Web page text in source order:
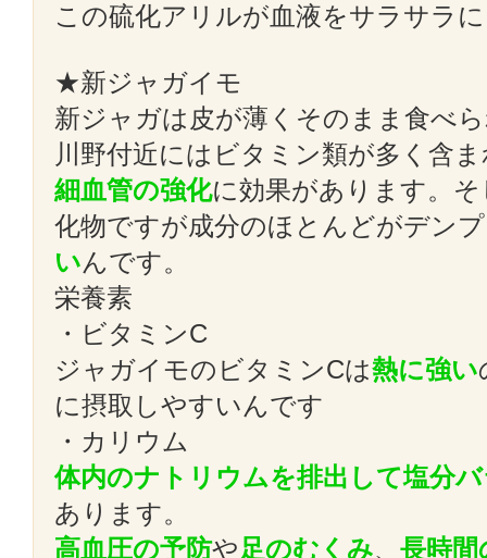
この硫化アリルが血液をサラサラ
★新ジャガイモ
新ジャガは皮が薄くそのまま食べ
川野付近にはビタミン類が多く含
細血管の強化に効果があります。
化物ですが成分のほとんどがデン
いんです。
栄養素
・ビタミンC
ジャガイモのビタミンCは熱に強い
に摂取しやすいんです
・カリウム
体内のナトリウムを排出して塩分
あります。
高血圧の予防や足のむくみ、 長時間